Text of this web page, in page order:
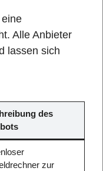
Alle Anbieter
lassen sich
des
zur